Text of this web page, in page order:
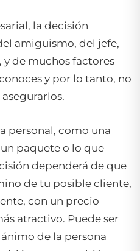
la decisión
amiguismo, del jefe,
de muchos factores
y por lo tanto, no
personal, como una
paquete o lo que
dependerá de que
de tu posible cliente,
con un precio
atractivo. Puede ser
de la persona